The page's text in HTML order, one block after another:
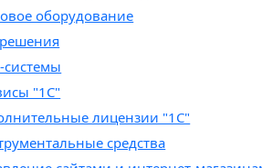
оборудование
решения
системы
"1С"
лицензии "1С"
средства